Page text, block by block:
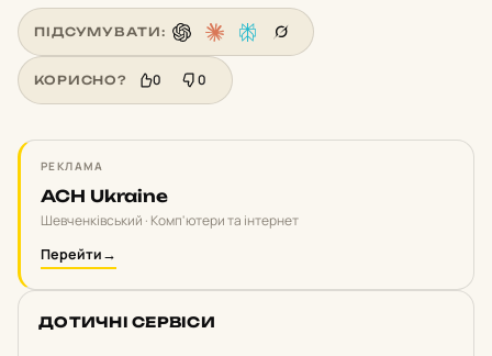
ПІДСУМУВАТИ:
КОРИСНО? 0 0
РЕКЛАМА
ACH Ukraine
Шевченківський · Комп'ютери та інтернет
Перейти→
ДОТИЧНІ СЕРВІСИ